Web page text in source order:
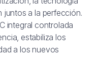
juntos a la perfección.
integral controlada
estabiliza los
a los nuevos